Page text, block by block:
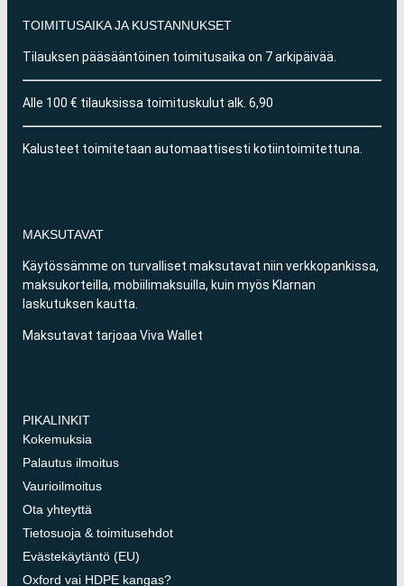
TOIMITUSAIKA JA KUSTANNUKSET
Tilauksen pääsääntöinen toimitusaika on 7 arkipäivää.
Alle 100 € tilauksissa toimituskulut alk. 6,90
Kalusteet toimitetaan automaattisesti kotiintoimitettuna.
MAKSUTAVAT
Käytössämme on turvalliset maksutavat niin verkkopankissa,
maksukorteilla, mobiilimaksuilla, kuin myös Klarnan
laskutuksen kautta.
Maksutavat tarjoaa Viva Wallet
PIKALINKIT
Kokemuksia
Palautus ilmoitus
Vaurioilmoitus
Ota yhteyttä
Tietosuoja & toimitusehdot
Evästekäytäntö (EU)
Oxford vai HDPE kangas?